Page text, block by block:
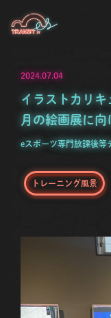
2024.07.04
イラストカリ
月の絵画展に向
eスポーツ専門放課後等
トレーニング風景